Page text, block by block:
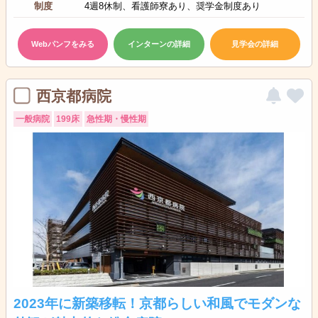
制度 4週8休制、看護師寮あり、奨学金制度あり
Webパンフをみる インターンの詳細 見学会の詳細
西京都病院
一般病院 199床 急性期・慢性期
2023年に新築移転！京都らしい和風でモダンな